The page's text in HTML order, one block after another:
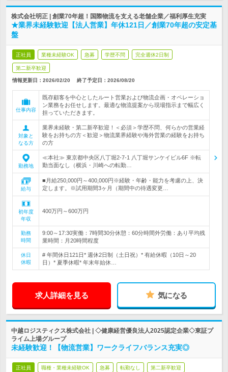
株式会社明正 | 創業70年超！国際物流を支える老舗企業／福利厚生充実
★業界未経験歓迎【法人営業】年休121日／創業70年超の安定基
盤
正社員 業種未経験OK 急募 学歴不問 完全週休2日制
第二新卒歓迎
情報更新日：2026/02/20 終了予定日： 2026/08/20
仕事内容
既存顧客を中心としたルート営業および物流企画・オペレーショ
ン業務をお任せします。最適な物流提案から現場指示まで幅広く
担っていただきます。
対象と
なる方
業界未経験・第二新卒歓迎！＜必須＞学歴不問、何らかの営業経
験をお持ちの方＜歓迎＞物流業界経験や海外営業の経験をお持ち
の方
勤務地
≪本社≫ 東京都中央区八丁堀2-7-1 八丁堀サンケイビル6F ※転
勤当面なし（横浜・川崎への転勤…
給与
■月給250,000円～400,000円※経験・年齢・能力を考慮の上、決
定します。※試用期間3ヶ月（期間中の待遇変更…
初年度
年収
400万円～600万円
勤務
時間
9:00～17:30実働：7時間30分休憩：60分時間外労働：あり平均残
業時間：月20時間程度
休日
休暇
# 年間休日121日* 週休2日制（土日祝）* 有給休暇（10日～20
日）* 夏季休暇* 年末年始休…
求人詳細を見る 気になる
中越ロジスティクス株式会社 | ◇健康経営優良法人2025認定企業◇東証プ
ライム上場グループ
未経験歓迎！【物流営業】ワークライフバランス充実◎
正社員 職種・業種未経験OK 急募 転勤なし 第二新卒歓迎